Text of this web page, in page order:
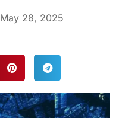
May 28, 2025